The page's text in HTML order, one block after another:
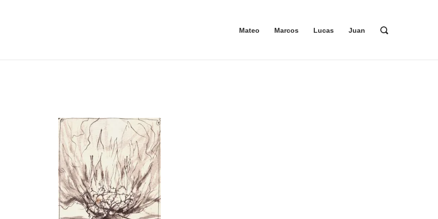
Mateo Marcos Lucas Juan
ABRIR
DE